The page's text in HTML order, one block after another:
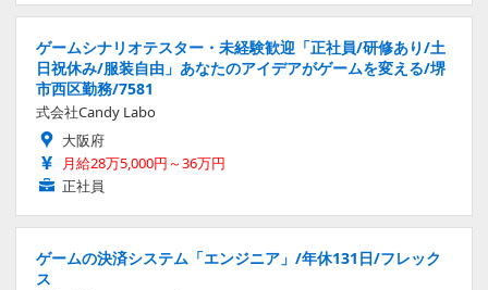
ゲームシナリオテスター・未経験歓迎「正社員/研修あり/土
日祝休み/服装自由」あなたのアイデアがゲームを変える/堺
市西区勤務/7581
式会社Candy Labo
大阪府
月給28万5,000円～36万円
正社員
ゲームの決済システム「エンジニア」/年休131日/フレック
ス